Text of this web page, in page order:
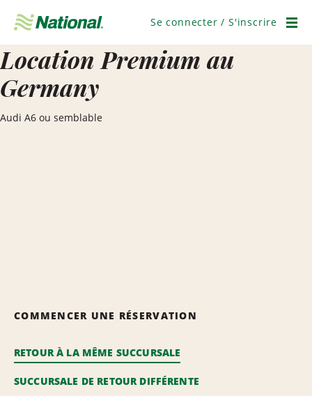
navigation
Se connecter / S'inscrire
Location Premium au
Germany
Audi A6 ou semblable
COMMENCER UNE RÉSERVATION
RETOUR À LA MÊME SUCCURSALE
SUCCURSALE DE RETOUR DIFFÉRENTE